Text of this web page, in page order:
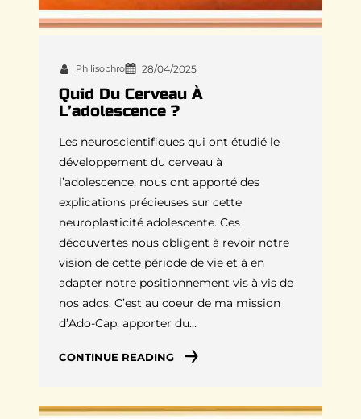
Philisophro 28/04/2025
Quid Du Cerveau À
L’adolescence ?
Les neuroscientifiques qui ont étudié le
développement du cerveau à
l’adolescence, nous ont apporté des
explications précieuses sur cette
neuroplasticité adolescente. Ces
découvertes nous obligent à revoir notre
vision de cette période de vie et à en
adapter notre positionnement vis à vis de
nos ados. C’est au coeur de ma mission
d’Ado-Cap, apporter du…
CONTINUE READING